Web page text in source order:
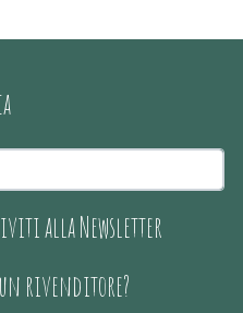
alla Newsletter
rivenditore?